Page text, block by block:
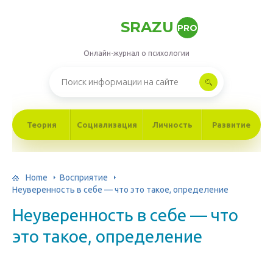
SRAZU PRO
Онлайн-журнал о психологии
Теория Социализация Личность Развитие
Home
Восприятие
Неуверенность в себе — что это такое, определение
Неуверенность в себе — что
это такое, определение